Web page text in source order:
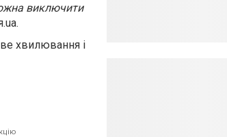
виключити
хвилювання і